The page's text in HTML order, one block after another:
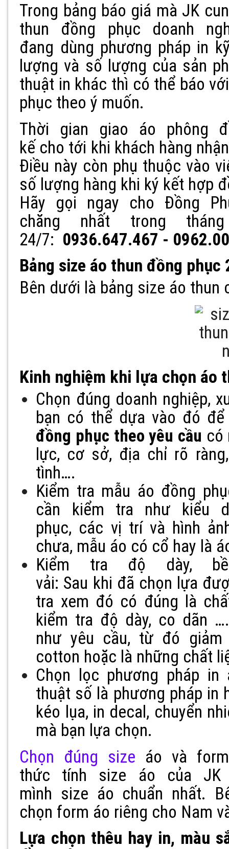
Trong bảng báo giá mà JK
thun đồng phục doanh
đang dùng phương pháp in
lượng và số lượng của sản
thuật in khác thì có thể báo
phục theo ý muốn.
Thời gian giao áo phông
kế cho tới khi khách hàng
Điều này còn phụ thuộc vào
số lượng hàng khi ký kết hợp
Hãy gọi ngay cho Đồng
chăng nhất trong
24/7: 0936.647.467 -
Bảng size áo thun đồng
Bên dưới là bảng size áo thun
Kinh nghiệm khi lựa chọn áo
Chọn đúng doanh nghiệp,
bạn có thể dựa vào đó
đồng phục theo yêu cầu có
lực, cơ sở, địa chỉ rõ
tình….
Kiểm tra mẫu áo đồng
cần kiểm tra như kiểu
phục, các vị trí và hình
chưa, mẫu áo có cổ hay là
Kiểm tra độ dày,
vải: Sau khi đã chọn lựa
tra xem đó có đúng là
kiểm tra độ dày, co dãn
như yêu cầu, từ đó
cotton hoặc là những chất
Chọn lọc phương pháp
thuật số là phương pháp in
kéo lụa, in decal, chuyển
mà bạn lựa chọn.
Chọn đúng size áo và
thức tính size áo của
mình size áo chuẩn nhất.
chọn form áo riêng cho Nam
Lựa chọn thêu hay in, màu